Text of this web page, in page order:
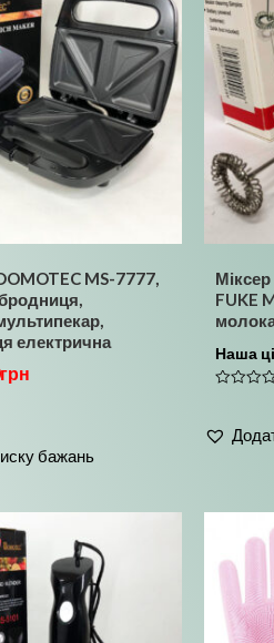
MS-7777,
електрична
грн
бажань
FUKE
Наша
з